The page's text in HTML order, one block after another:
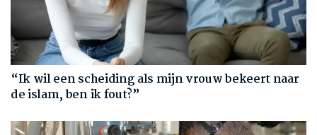
“Ik wil een scheiding als mijn vrouw bekeert naar
de islam, ben ik fout?”